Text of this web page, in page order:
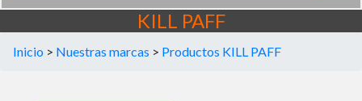
KILL PAFF
Inicio > Nuestras marcas > Productos KILL PAFF